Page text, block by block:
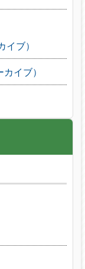
ブ）
イブ）